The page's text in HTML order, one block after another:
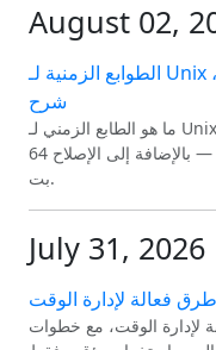
August 02,
الطوابع الزمنية لـ Unix ووقت الحقبة: مشكلة عام 2038،
شرح
ما هو الطابع الزمني لـ Unix، وكيفية قراءته وتحويله، ولماذا يفيض
الوقت الموقّع 32 بت في 19 يناير 2038 — بالإضافة إلى الإصلاح 64
بت.
July 31, 2026
لإدارة الوقت، مع خطوات